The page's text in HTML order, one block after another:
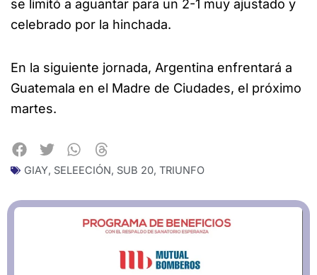
se limitó a aguantar para un 2-1 muy ajustado y
celebrado por la hinchada.
En la siguiente jornada, Argentina enfrentará a
Guatemala en el Madre de Ciudades, el próximo
martes.
GIAY, SELEECIÓN, SUB 20, TRIUNFO